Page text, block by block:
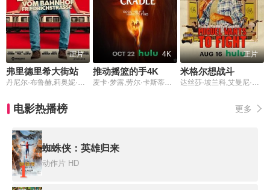
正片
弗里德里希大街站的英雄
丹尼尔·布鲁赫,莉奥妮·贝尼希,查理·哈纳
4K
推动摇篮的手4K
麦卡·梦露,劳尔·卡斯蒂略,玛丽·伊丽莎白·温斯特德,马丁·斯塔尔,珊农·克奇兰,阿拉贝拉·奥利维娅·克拉克
正片
米格尔想战斗
达丝莎·坡兰科,艾曼尼·刘易斯,Christian,Vunipola,Jordyn,Owens,Keenan,Laurino
电影热播榜 更多
1
蜘蛛侠：英雄归来
动作片 HD